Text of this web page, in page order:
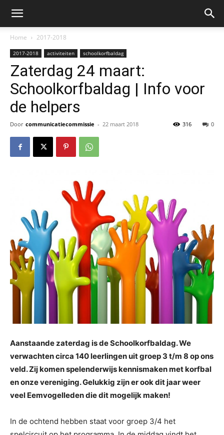
Home 2017-2018
2017-2018 activiteiten schoolkorfbaldag
Zaterdag 24 maart:
Schoolkorfbaldag | Info voor
de helpers
Door communicatiecommissie - 22 maart 2018 0
316
Aanstaande zaterdag is de Schoolkorfbaldag. We
verwachten circa 140 leerlingen uit groep 3 t/m 8 op ons
veld. Zij komen spelenderwijs kennismaken met korfbal
en onze vereniging. Gelukkig zijn er ook dit jaar weer
veel Eemvogelleden die dit mogelijk maken!
In de ochtend hebben staat voor groep 3/4 het